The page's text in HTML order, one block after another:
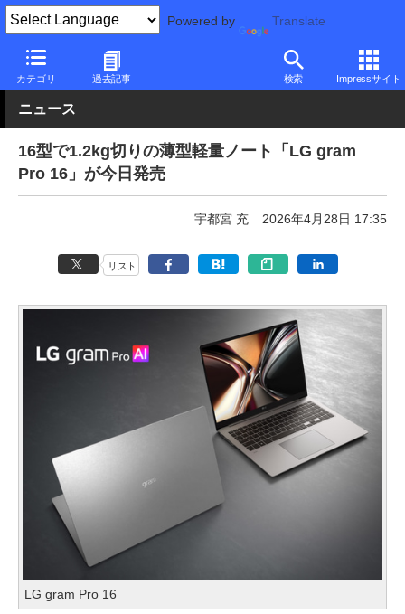
Powered by Translate
カテゴリ 過去記事 検索 Impressサイト
PC Watch パソコン/タブレット/スマートフォン ノートパソコン
ニュース
16型で1.2kg切りの薄型軽量ノート「LG gram
Pro 16」が今日発売
宇都宮 充 2026年4月28日 17:35
リスト
LG gram Pro 16